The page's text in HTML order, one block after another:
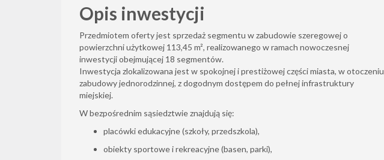
Opis inwestycji
Przedmiotem oferty jest sprzedaż segmentu w zabudowie szeregowej o
powierzchni użytkowej 113,45 m², realizowanego w ramach nowoczesnej
inwestycji obejmującej 18 segmentów.
Inwestycja zlokalizowana jest w spokojnej i prestiżowej części miasta, w otoczeniu
zabudowy jednorodzinnej, z dogodnym dostępem do pełnej infrastruktury
miejskiej.
W bezpośrednim sąsiedztwie znajdują się:
placówki edukacyjne (szkoły, przedszkola),
obiekty sportowe i rekreacyjne (basen, parki),